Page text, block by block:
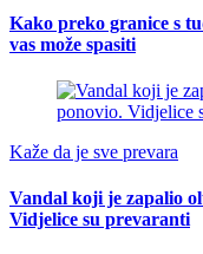
Kako preko granice s
vas može spasiti
Kaže da je sve prevara
Vandal koji je zapalio
Vidjelice su prevaranti